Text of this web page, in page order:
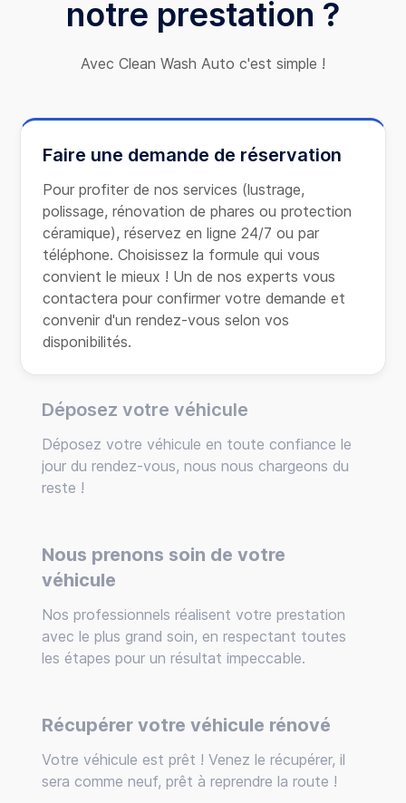
notre prestation ?
Avec Clean Wash Auto c'est simple !
Faire une demande de réservation
Pour profiter de nos services (lustrage,
polissage, rénovation de phares ou protection
céramique), réservez en ligne 24/7 ou par
téléphone. Choisissez la formule qui vous
convient le mieux ! Un de nos experts vous
contactera pour confirmer votre demande et
convenir d'un rendez-vous selon vos
disponibilités.
Déposez votre véhicule
Déposez votre véhicule en toute confiance le
jour du rendez-vous, nous nous chargeons du
reste !
Nous prenons soin de votre
véhicule
Nos professionnels réalisent votre prestation
avec le plus grand soin, en respectant toutes
les étapes pour un résultat impeccable.
Récupérer votre véhicule rénové
Votre véhicule est prêt ! Venez le récupérer, il
sera comme neuf, prêt à reprendre la route !